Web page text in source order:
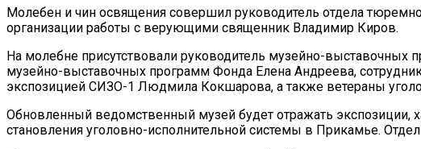
Молебен и чин освящения совершил руководитель отдела
организации работы с верующими священник Владимир Киров.
На молебне присутствовали руководитель музейно-выставочных
музейно-выставочных программ Фонда Елена Андреева,
экспозицией СИЗО-1 Людмила Кокшарова, а также ветераны
Обновленный ведомственный музей будет отражать экспозиции,
становления уголовно-исполнительной системы в Прикамье.